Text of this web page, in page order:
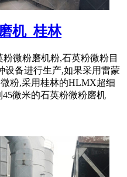
机_桂林
微粉磨机粉,石英粉微粉目
设备进行生产,如果采用雷蒙
粉,采用桂林的HLMX超细
微米的石英粉微粉磨机